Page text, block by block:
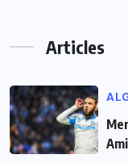
Articles